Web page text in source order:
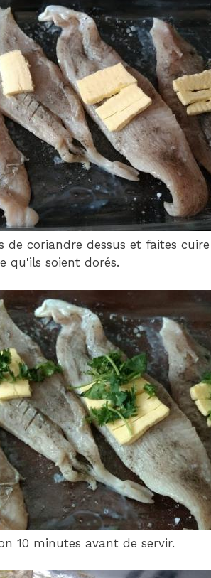
de coriandre dessus et faites
qu'ils soient dorés.
10 minutes avant de servir.